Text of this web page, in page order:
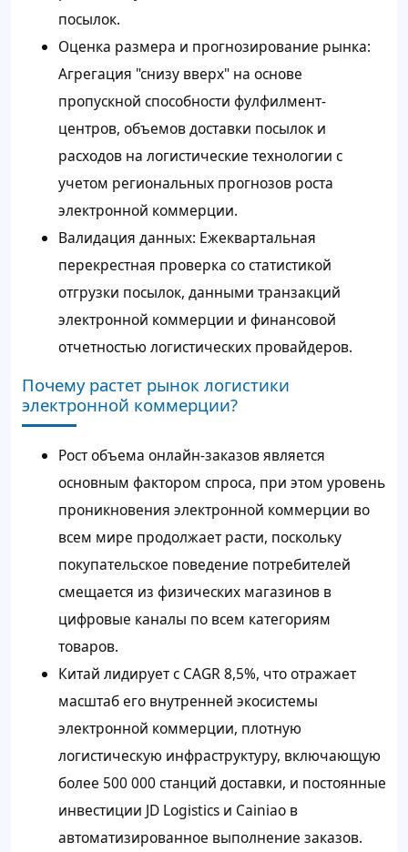
посылок.
Оценка размера и прогнозирование рынка:
Агрегация "снизу вверх" на основе
пропускной способности фулфилмент-
центров, объемов доставки посылок и
расходов на логистические технологии с
учетом региональных прогнозов роста
электронной коммерции.
Валидация данных: Ежеквартальная
перекрестная проверка со статистикой
отгрузки посылок, данными транзакций
электронной коммерции и финансовой
отчетностью логистических провайдеров.
Почему растет рынок логистики
электронной коммерции?
Рост объема онлайн-заказов является
основным фактором спроса, при этом уровень
проникновения электронной коммерции во
всем мире продолжает расти, поскольку
покупательское поведение потребителей
смещается из физических магазинов в
цифровые каналы по всем категориям
товаров.
Китай лидирует с CAGR 8,5%, что отражает
масштаб его внутренней экосистемы
электронной коммерции, плотную
логистическую инфраструктуру, включающую
более 500 000 станций доставки, и постоянные
инвестиции JD Logistics и Cainiao в
автоматизированное выполнение заказов.